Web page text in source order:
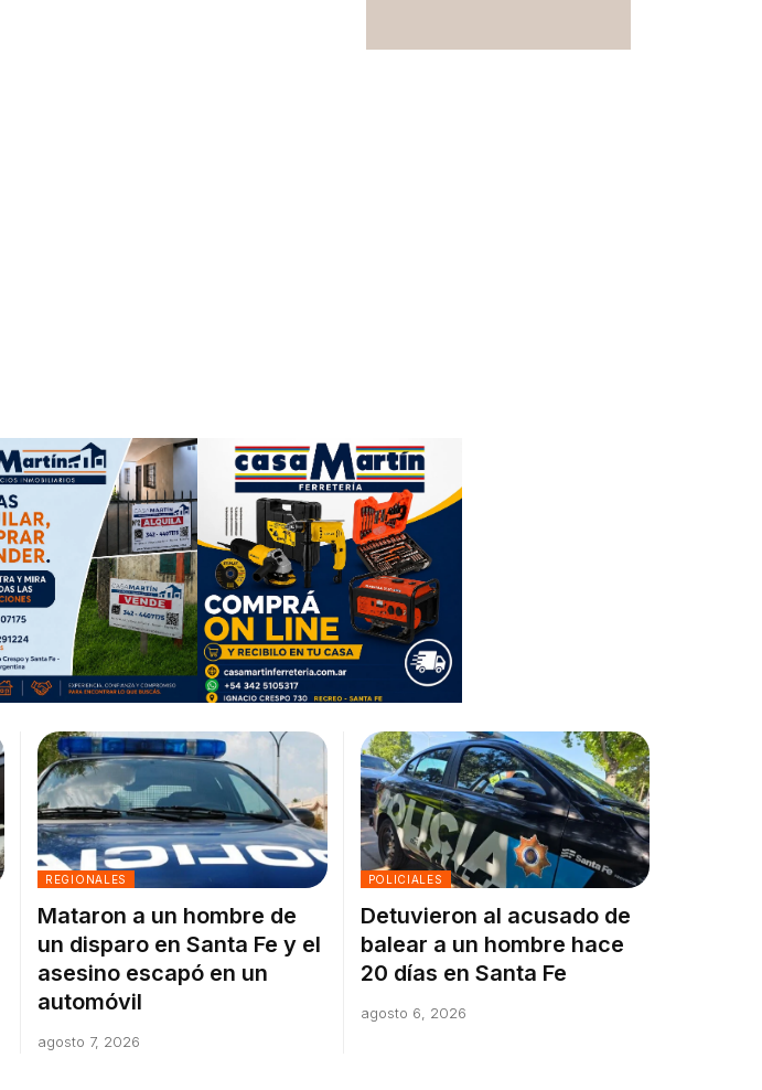
REGIONALES
Mataron a un hombre de
un disparo en Santa Fe y el
asesino escapó en un
automóvil
agosto 7, 2026
POLICIALES
Detuvieron al acusado de
balear a un hombre hace
20 días en Santa Fe
agosto 6, 2026